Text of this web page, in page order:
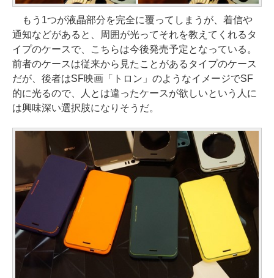
もう1つが液晶部分を完全に覆ってしまうが、着信や
通知などがあると、周囲が光ってそれを教えてくれるタ
イプのケースで、こちらは今後発売予定となっている。
前者のケースは従来から見たことがあるタイプのケース
だが、後者はSF映画「トロン」のようなイメージでSF
的に光るので、人とは違ったケースが欲しいという人に
は興味深い選択肢になりそうだ。